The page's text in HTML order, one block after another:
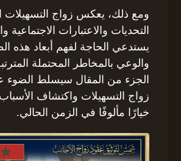
ومع ذلك، يعكس زواج التسهيلات
التحديات والاعتبارات الاجتماعية
يستدعي الحاجة لفهم أبعاد هذه
والوعي بالمخاطر المحتملة
الجزء من المقال سيسلط الضوء
زواج التسهيلات واكتشاف
خيارًا مألوفًا في الزمن الحالي.